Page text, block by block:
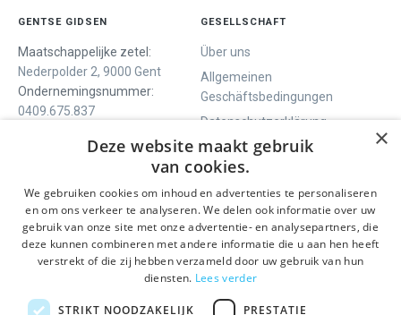
GENTSE GIDSEN
Maatschappelijke zetel:
Nederpolder 2, 9000 Gent
Ondernemingsnummer:
0409.675.837
GESELLSCHAFT
Über uns
Allgemeinen
Geschäftsbedingungen
Datenschutzerklärung
Contact
WIR BIETEN
Geführte Tour
Tagesprogramm
Aktivitäten
SOCIALS
Facebook
Instagram
LinkedIn
×
Deze website maakt gebruik
van cookies.
We gebruiken cookies om inhoud en advertenties te personaliseren
en om ons verkeer te analyseren. We delen ook informatie over uw
gebruik van onze site met onze advertentie- en analysepartners, die
deze kunnen combineren met andere informatie die u aan hen heeft
verstrekt of die zij hebben verzameld door uw gebruik van hun
diensten. Lees verder
STRIKT NOODZAKELIJK PRESTATIE